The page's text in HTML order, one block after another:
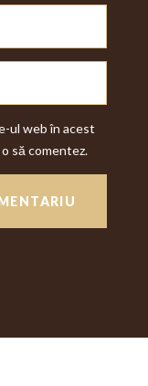
ul web în acest
să comentez.